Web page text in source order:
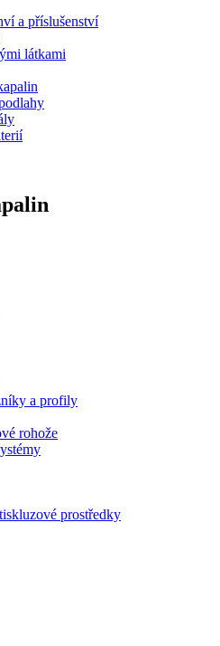
a příslušenství
látkami
a profily
rohože
prostředky